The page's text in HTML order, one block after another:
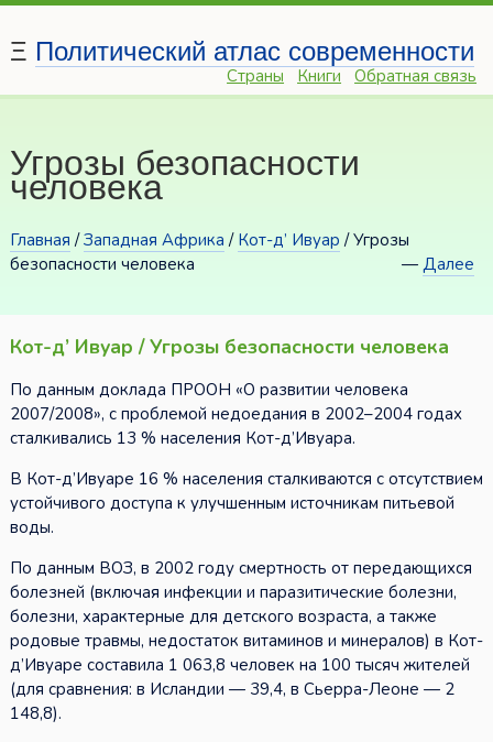
Ξ Политический атлас современности
Страны Книги Обратная связь
Угрозы безопасности
человека
Главная /Западная Африка / Кот-д’ Ивуар / Угрозы
безопасности человека
—Далее
Кот-д’ Ивуар / Угрозы безопасности человека
По данным доклада ПРООН «О развитии человека
2007/2008», с проблемой недоедания в 2002–2004 годах
сталкивались 13 % населения Кот-д’Ивуара.
В Кот-д’Ивуаре 16 % населения сталкиваются с отсутствием
устойчивого доступа к улучшенным источникам питьевой
воды.
По данным ВОЗ, в 2002 году смертность от передающихся
болезней (включая инфекции и паразитические болезни,
болезни, характерные для детского возраста, а также
родовые травмы, недостаток витаминов и минералов) в Кот-
д’Ивуаре составила 1 063,8 человек на 100 тысяч жителей
(для сравнения: в Исландии — 39,4, в Сьерра-Леоне — 2
148,8).